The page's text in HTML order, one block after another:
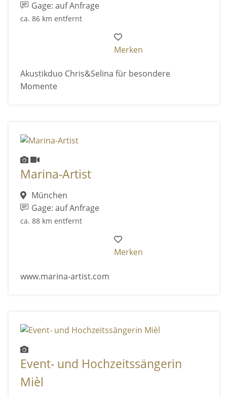
Gage: auf Anfrage
ca. 86 km entfernt
Merken
Akustikduo Chris&Selina für besondere
Momente
Marina-Artist
München
Gage: auf Anfrage
ca. 88 km entfernt
Merken
www.marina-artist.com
Event- und Hochzeitssängerin
Mièl